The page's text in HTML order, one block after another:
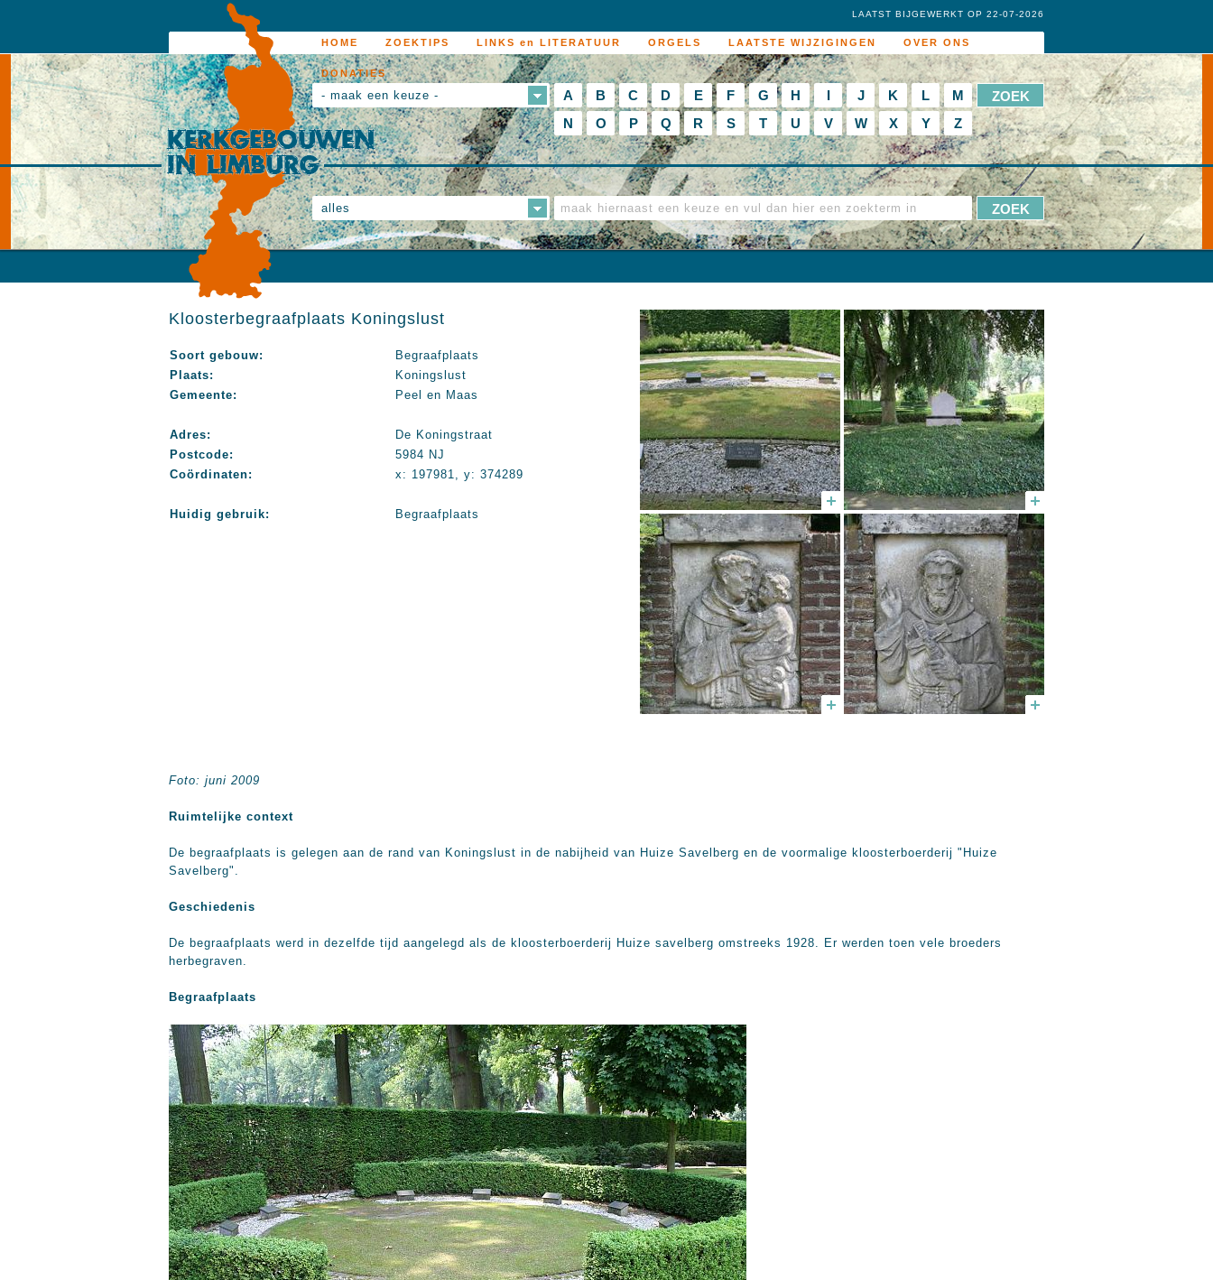
HOME ZOEKTIPS LINKS en LITERATUUR ORGELS LAATSTE WIJZIGINGEN OVER ONS
DONATIES
LAATST BIJGEWERKT OP 22-07-2026
- maak een keuze - A B C D E F G H I J K L
M
N
O P Q R S T U V W X Y Z
alles
Kloosterbegraafplaats Koningslust
Soort gebouw:
Begraafplaats
Plaats:
Koningslust
Gemeente:
Peel en Maas
Adres:
De Koningstraat
Postcode:
5984 NJ
Coördinaten:
x: 197981, y: 374289
Huidig gebruik: Begraafplaats
Foto: juni 2009
Ruimtelijke context
De begraafplaats is gelegen aan de rand van Koningslust in de nabijheid van Huize Savelberg en de voormalige kloosterboerderij "Huize
Savelberg".
Geschiedenis
De begraafplaats werd in dezelfde tijd aangelegd als de kloosterboerderij Huize savelberg omstreeks 1928. Er werden toen vele broeders
herbegraven.
Begraafplaats